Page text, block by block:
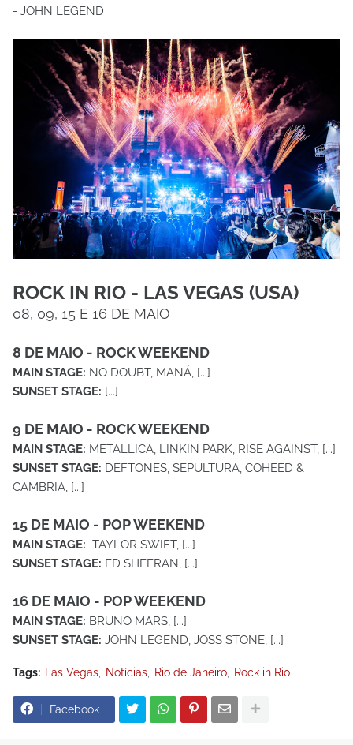
- JOHN LEGEND
ROCK IN RIO - LAS VEGAS (USA)
08, 09, 15 E 16 DE MAIO
8 DE MAIO - ROCK WEEKEND
MAIN STAGE: NO DOUBT, MANÁ, [...]
SUNSET STAGE: [...]
9 DE MAIO - ROCK WEEKEND
MAIN STAGE: METALLICA, LINKIN PARK, RISE AGAINST, [...]
SUNSET STAGE: DEFTONES, SEPULTURA, COHEED &
CAMBRIA, [...]
15 DE MAIO - POP WEEKEND
MAIN STAGE: TAYLOR SWIFT, [...]
SUNSET STAGE: ED SHEERAN, [...]
16 DE MAIO - POP WEEKEND
MAIN STAGE: BRUNO MARS, [...]
SUNSET STAGE: JOHN LEGEND, JOSS STONE, [...]
Tags: Las Vegas Notícias Rio de Janeiro Rock in Rio
Facebook